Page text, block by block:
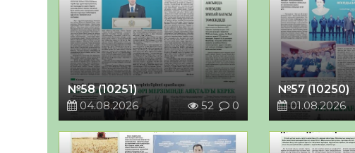
№58 (10251)
04.08.2026
52 0
№57 (10250)
01.08.2026